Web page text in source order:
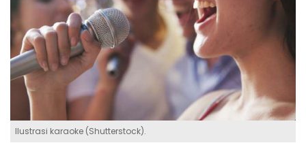
Ilustrasi karaoke (Shutterstock).